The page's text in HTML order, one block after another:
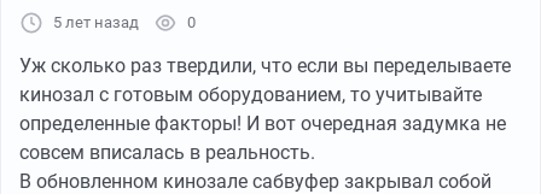
5 лет назад 0
Уж сколько раз твердили, что если вы переделываете
кинозал с готовым оборудованием, то учитывайте
определенные факторы! И вот очередная задумка не
совсем вписалась в реальность.
В обновленном кинозале сабвуфер закрывал собой